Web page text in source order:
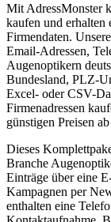
Mit AdressMonster
kaufen und erhalten
Firmendaten.
Email-Adressen,
Augenoptikern
Bundesland, PLZ-
Excel- oder CSV-
Firmenadressen
günstigen Preisen
Dieses
Branche
Einträge über eine
Kampagnen per
enthalten eine